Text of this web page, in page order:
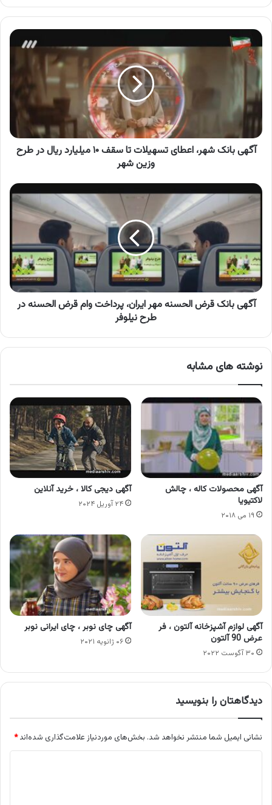
کنید
آگهی
بانک
شهر،
اعطای
تسهیلات
تا
سقف
میلیارد
ریال
وزین
شهر
آگهی بانک شهر، اعطای تسهیلات تا سقف ۱۰ میلیارد ریال در طرح
وزین شهر
آگهی
بانک
ایران،
پرداخت
وام
قرض
الحسنه
نیلوفر
آگهی بانک قرض الحسنه مهر ایران، پرداخت وام قرض الحسنه در
طرح نیلوفر
نوشته های مشابه
آگهی محصولات کاله ، چالش
لاکتیویا
۱۹ می ۲۰۱۸
آگهی دیجی کالا ، خرید آنلاین
۲۴ آوریل ۲۰۲۴
آگهی لوازم آشپزخانه آلتون ، فر
عرض 90 آلتون
۳۰ آگوست ۲۰۲۲
آگهی چای نوبر ، چای ایرانی نوبر
۰۶ ژانویه ۲۰۲۱
دیدگاهتان را بنویسید
نشانی ایمیل شما منتشر نخواهد شد. بخش‌های موردنیاز علامت‌گذاری شده‌اند*